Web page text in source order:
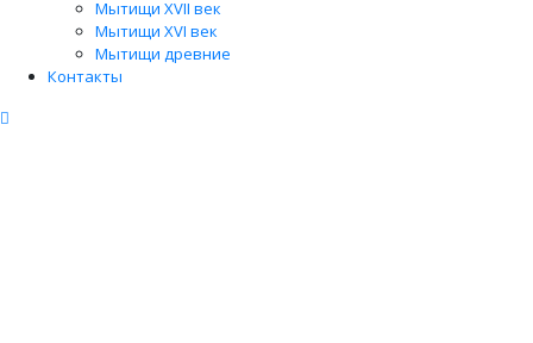
Мытищи XVII век
Мытищи XVI век
Мытищи древние
Контакты